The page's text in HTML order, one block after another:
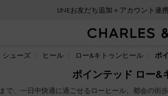
LINEお友だち追加＋アカウント連
会員登録＋ニュースレター登録で
LINEお友だち追加＋アカウント連
シューズ ヒール ロー&キトゥンヒール ポ
ポインテッド ロー&
で、一日中快適に過ごせるローヒール。都会の